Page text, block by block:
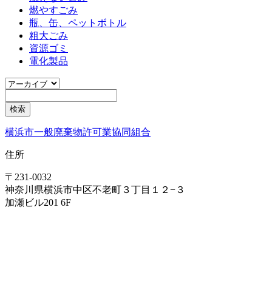
燃やすごみ
瓶、缶、ペットボトル
粗大ごみ
資源ゴミ
電化製品
横浜市一般廃棄物許可業協同組合
住所
〒231-0032
神奈川県横浜市中区不老町３丁目１２−３
加瀬ビル201 6F